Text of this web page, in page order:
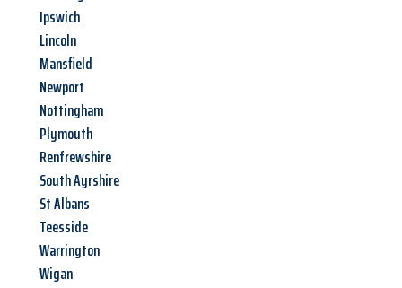
Ipswich
Lincoln
Mansfield
Newport
Nottingham
Plymouth
Renfrewshire
South Ayrshire
St Albans
Teesside
Warrington
Wigan